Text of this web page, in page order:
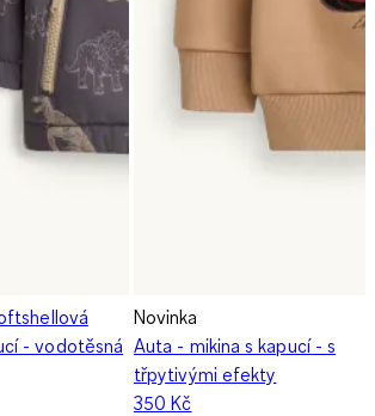
- vodotěsná
Novinka
Auta - mikina s kapucí - s
třpytivými efekty
350 Kč